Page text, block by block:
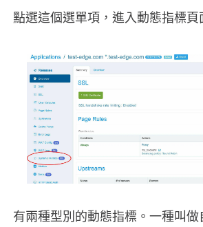
點選這個選單項，進入動態指標頁
有兩種型別的動態指標。一種叫做